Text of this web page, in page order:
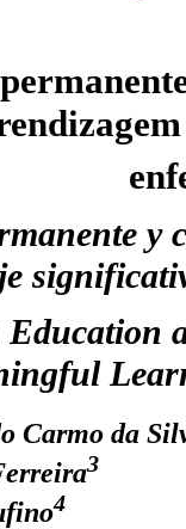
y
Carmo da
3
4